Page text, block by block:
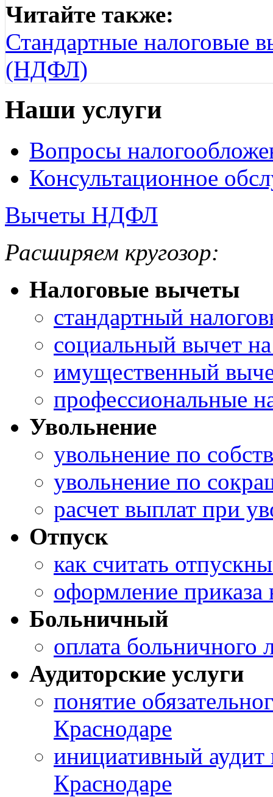
Читайте также:
Стандартные налоговые
(НДФЛ)
Наши услуги
Вопросы
Консультационное
Вычеты НДФЛ
Расширяем кругозор:
Налоговые вычеты
стандартный
социальный вычет
имущественный
профессиональные
Увольнение
увольнение по
увольнение по
расчет выплат при
Отпуск
как считать
оформление приказа
Больничный
оплата больничного
Аудиторские услуги
понятие
Краснодаре
инициативный
Краснодаре